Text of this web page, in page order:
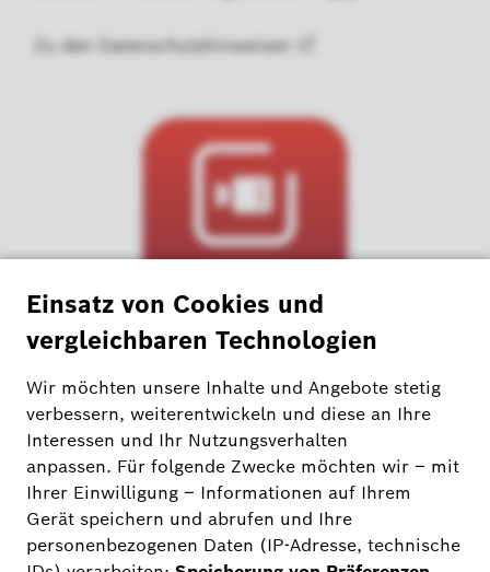
Zu den Datenschutzhinweisen
Datenschutzhinweise Bosch
Smart Home Camera App
Zu den Datenschutzhinweisen